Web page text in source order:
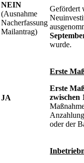
NEIN
(Ausnahme
Nacherfassung
Mailantrag)
Gefördert
wurde.
JA
Erste
Erste
zwischen
oder der